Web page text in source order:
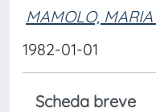
MAMOLO,
1982-01-01
Scheda breve